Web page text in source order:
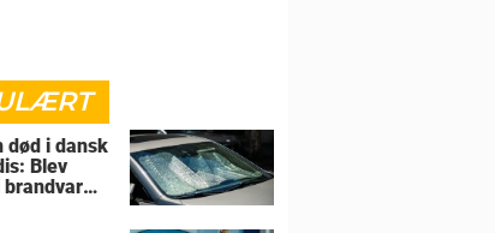
død i dansk
Blev